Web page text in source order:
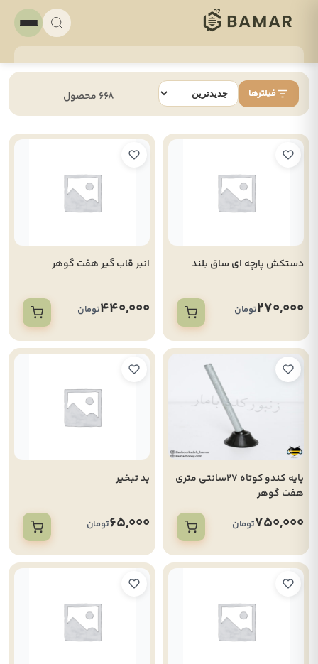
فیلترها 668 محصول
دستکش پارچه ای ساق بلند
270,000تومان
انبر قاب گیر هفت گوهر
440,000تومان
پایه کندو کوتاه 27سانتی متری
هفت گوهر
750,000تومان
پد تبخیر
65,000تومان